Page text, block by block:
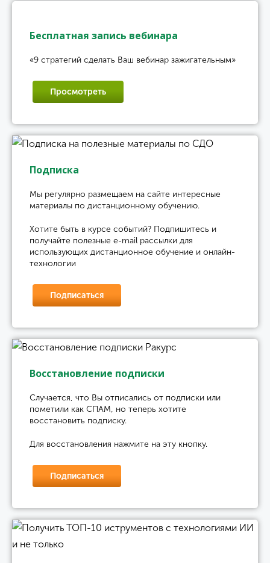
Бесплатная запись вебинара
«9 стратегий сделать Ваш вебинар зажигательным»
Просмотреть
Подписка
Мы регулярно размещаем на сайте интересные
материалы по дистанционному обучению.
Хотите быть в курсе событий? Подпишитесь и
получайте полезные e-mail рассылки для
использующих дистанционное обучение и онлайн-
технологии
Подписаться
Восстановление подписки
Случается, что Вы отписались от подписки или
пометили как СПАМ, но теперь хотите
восстановить подписку.
Для восстановления нажмите на эту кнопку.
Подписаться